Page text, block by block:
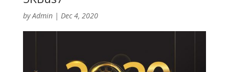
byAdmin| Dec 4, 2020